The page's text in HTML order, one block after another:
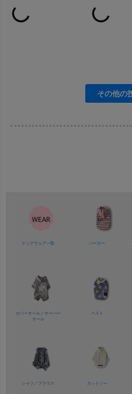
ドッグウェア一覧 パーカー
カバーオール／ オーバー
オール
ベスト
シャツ／ ブラウス カットソー